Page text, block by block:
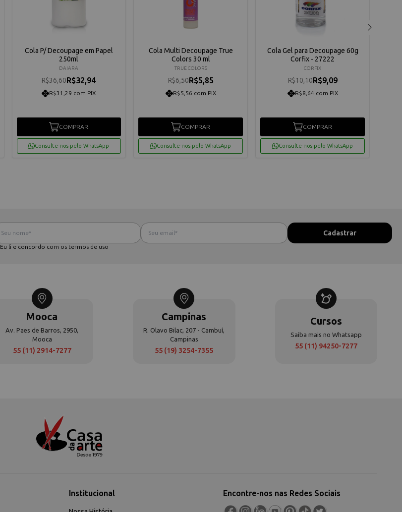
Cola P/ Decoupage em Papel
250ml
DAIARA
R$36,60R$32,94
R$31,29 com PIX
COMPRAR
Consulte-nos pelo WhatsApp
Cola Multi Decoupage True
Colors 30 ml
TRUE COLORS
R$6,50R$5,85
R$5,56 com PIX
COMPRAR
Consulte-nos pelo WhatsApp
Cola Gel para Decoupage 60g
Corfix - 27222
CORFIX
R$10,10R$9,09
R$8,64 com PIX
COMPRAR
Consulte-nos pelo WhatsApp
Eu li e concordo com os termos de uso
Mooca
Av. Paes de Barros, 2950,
Mooca
55 (11) 2914-7277
Campinas
R. Olavo Bilac, 207 - Cambuí,
Campinas
55 (19) 3254-7355
Cursos
Saiba mais no Whatsapp
55 (11) 94250-7277
Institucional Encontre-nos nas Redes Sociais